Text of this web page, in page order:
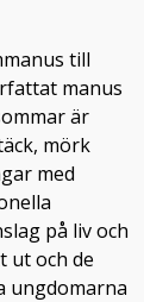
till
manus
är
mörk
med
på liv och
ut och de
ungdomarna